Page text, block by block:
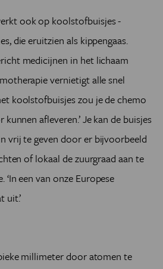
ook op koolstofbuisjes -
die eruitzien als kippengaas.
medicijnen in het lichaam
vernietigt alle snel
koolstofbuisjes zou je de chemo
afleveren.’ Je kan de buisjes
vrij te geven door er bijvoorbeeld
of lokaal de zuurgraad aan te
‘In een van onze Europese
uit.’
millimeter door atomen te